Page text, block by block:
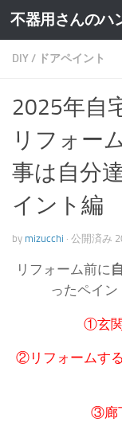
不器用さんのハ
DIY/ ドアペイント
2025年自
リフォー
事は自分
イント編
by mizucchi · 公開済み
リフォーム前に
ったペイ
①玄
②リフォームす
③廊